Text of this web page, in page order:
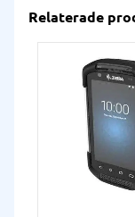
Relaterade